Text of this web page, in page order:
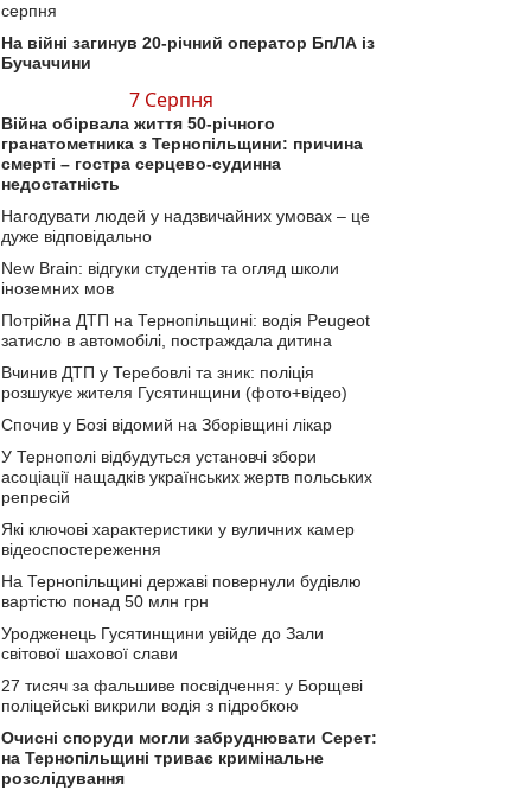
серпня
На війні загинув 20-річний оператор БпЛА із
Бучаччини
7 Серпня
Війна обірвала життя 50-річного
гранатометника з Тернопільщини: причина
смерті – гостра серцево-судинна
недостатність
Нагодувати людей у надзвичайних умовах – це
дуже відповідально
New Brain: відгуки студентів та огляд школи
іноземних мов
Потрійна ДТП на Тернопільщині: водія Peugeot
затисло в автомобілі, постраждала дитина
Вчинив ДТП у Теребовлі та зник: поліція
розшукує жителя Гусятинщини (фото+відео)
Спочив у Бозі відомий на Зборівщині лікар
У Тернополі відбудуться установчі збори
асоціації нащадків українських жертв польських
репресій
Які ключові характеристики у вуличних камер
відеоспостереження
На Тернопільщині державі повернули будівлю
вартістю понад 50 млн грн
Уродженець Гусятинщини увійде до Зали
світової шахової слави
27 тисяч за фальшиве посвідчення: у Борщеві
поліцейські викрили водія з підробкою
Очисні споруди могли забруднювати Серет:
на Тернопільщині триває кримінальне
розслідування